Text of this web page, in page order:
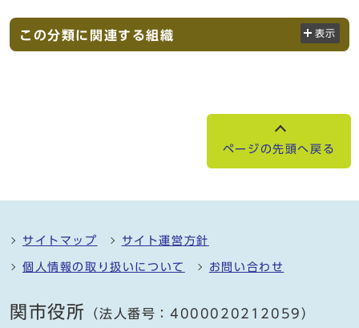
この分類に関連する組織 表示
ページの先頭へ戻る
サイトマップ サイト運営方針
個人情報の取り扱いについて お問い合わせ
関市役所 （法人番号：4000020212059）